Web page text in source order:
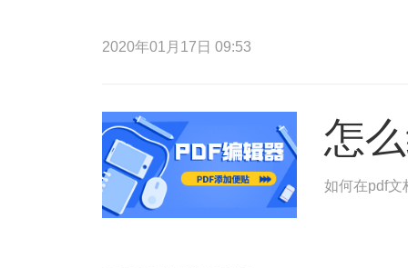
2020年01月17日 09:53
怎
如何在pdf文